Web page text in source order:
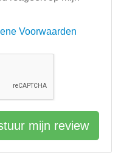
Voorwaarden
mijn review